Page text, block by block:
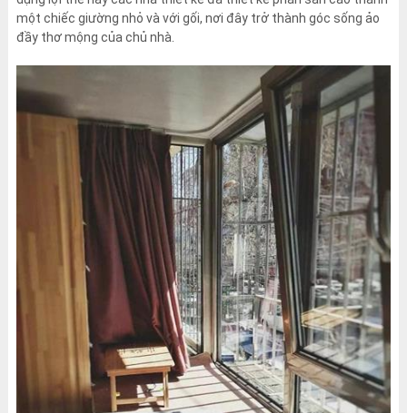
một chiếc giường nhỏ và với gối, nơi đây trở thành góc sống ảo
đầy thơ mộng của chủ nhà.